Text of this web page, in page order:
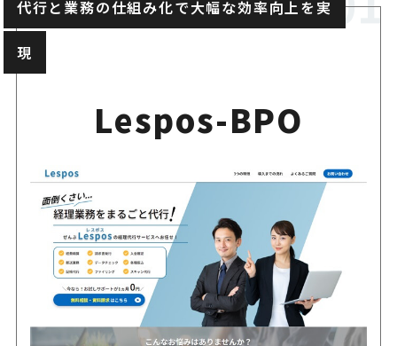
会社詳細を見る↓
詳細を
見る
が可能
契約後も手厚いサポート体
OAGアウトソーシン
グ
現地派遣で迅速な課題解決が
ード感のある経理アウトソー
BackofficeForce 専用ツールで業務の進捗を常
代行と業務の仕組み化で大幅な効率向上を実
現
Lespos-BPO